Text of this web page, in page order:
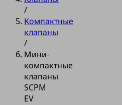
/
Компактные
клапаны
/
Мини-
компактные
клапаны
SCPM
EV